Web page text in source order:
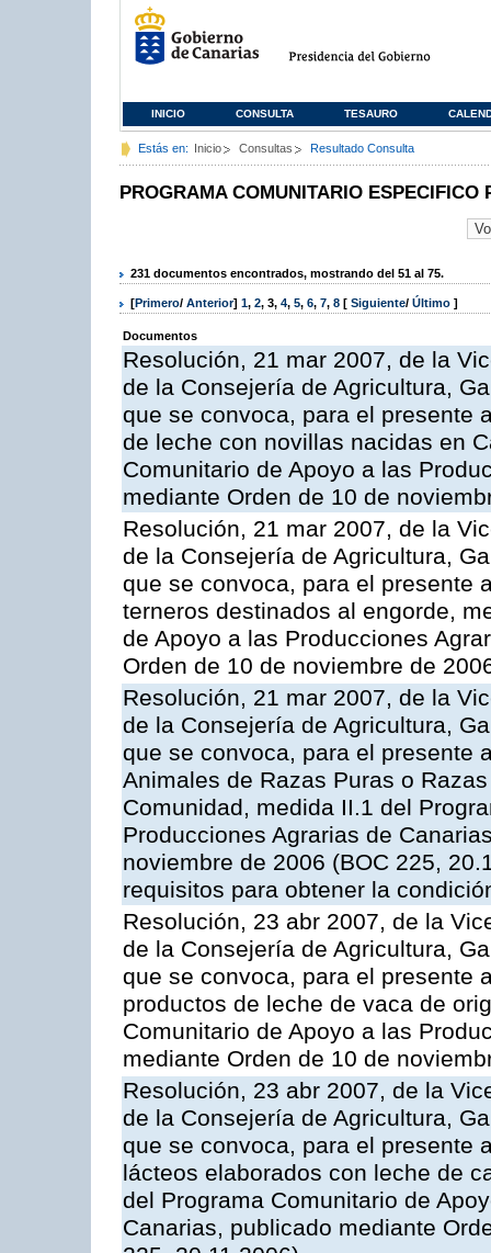
INICIO CONSULTA TESAURO
Estás en: Inicio Consultas Resultado Consulta
PROGRAMA COMUNITARIO ESPECIFICO
231 documentos encontrados, mostrando del 51 al 75.
[Primero/ Anterior] 1, 2, 3, 4, 5, 6, 7, 8 [ Siguiente/ Último ]
Documentos
Resolución, 21 mar 2007, de la
de la Consejería de Agricultura,
que se convoca, para el presente
de leche con novillas nacidas en
Comunitario de Apoyo a las
mediante Orden de 10 de
Resolución, 21 mar 2007, de la
de la Consejería de Agricultura,
que se convoca, para el presente
terneros destinados al engorde,
de Apoyo a las Producciones
Orden de 10 de noviembre de
Resolución, 21 mar 2007, de la
de la Consejería de Agricultura,
que se convoca, para el presente
Animales de Razas Puras o
Comunidad, medida II.1 del
Producciones Agrarias de
noviembre de 2006 (BOC 225,
requisitos para obtener la
Resolución, 23 abr 2007, de la
de la Consejería de Agricultura,
que se convoca, para el presente
productos de leche de vaca de
Comunitario de Apoyo a las
mediante Orden de 10 de
Resolución, 23 abr 2007, de la
de la Consejería de Agricultura,
que se convoca, para el presente
lácteos elaborados con leche de
del Programa Comunitario de
Canarias, publicado mediante